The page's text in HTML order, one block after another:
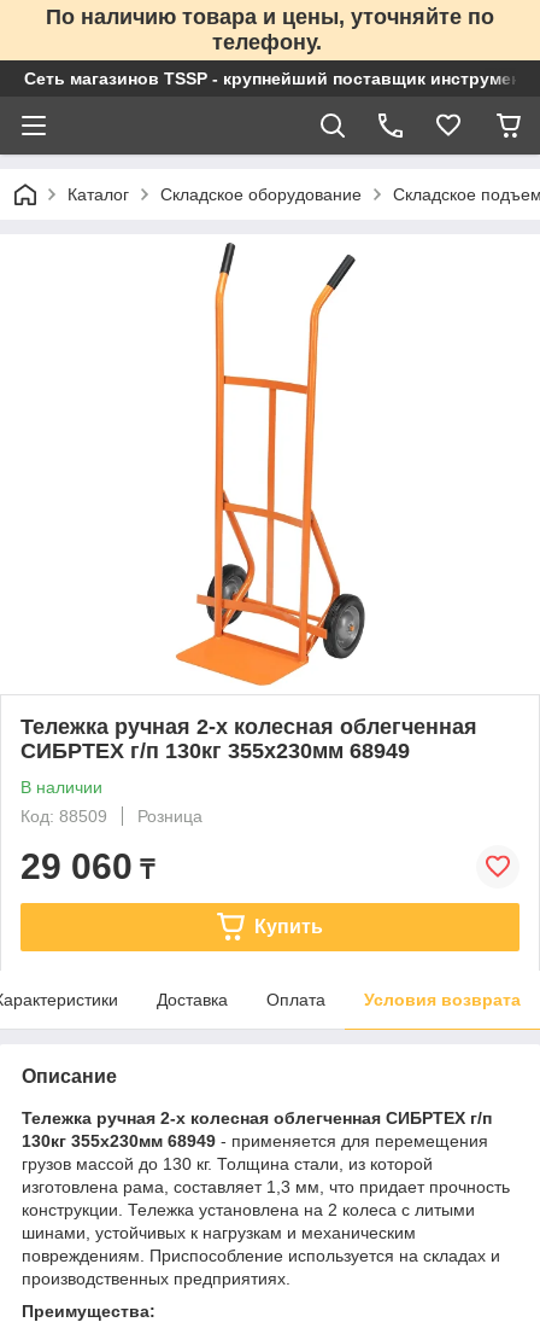
По наличию товара и цены, уточняйте по
телефону.
Сеть магазинов TSSP - крупнейший поставщик
Каталог Складское оборудование Складское
Тележка ручная 2-х колесная облегченная
СИБРТЕХ г/п 130кг 355х230мм 68949
В наличии
Код: 88509
Розница
29 060 ₸
Купить
Доставка Оплата Условия возврата
Описание
Тележка ручная 2-х колесная облегченная СИБРТЕХ г/п
130кг 355х230мм 68949 - применяется для перемещения
грузов массой до 130 кг. Толщина стали, из которой
изготовлена рама, составляет 1,3 мм, что придает прочность
конструкции. Тележка установлена на 2 колеса с литыми
шинами, устойчивых к нагрузкам и механическим
повреждениям. Приспособление используется на складах и
производственных предприятиях.
Преимущества: